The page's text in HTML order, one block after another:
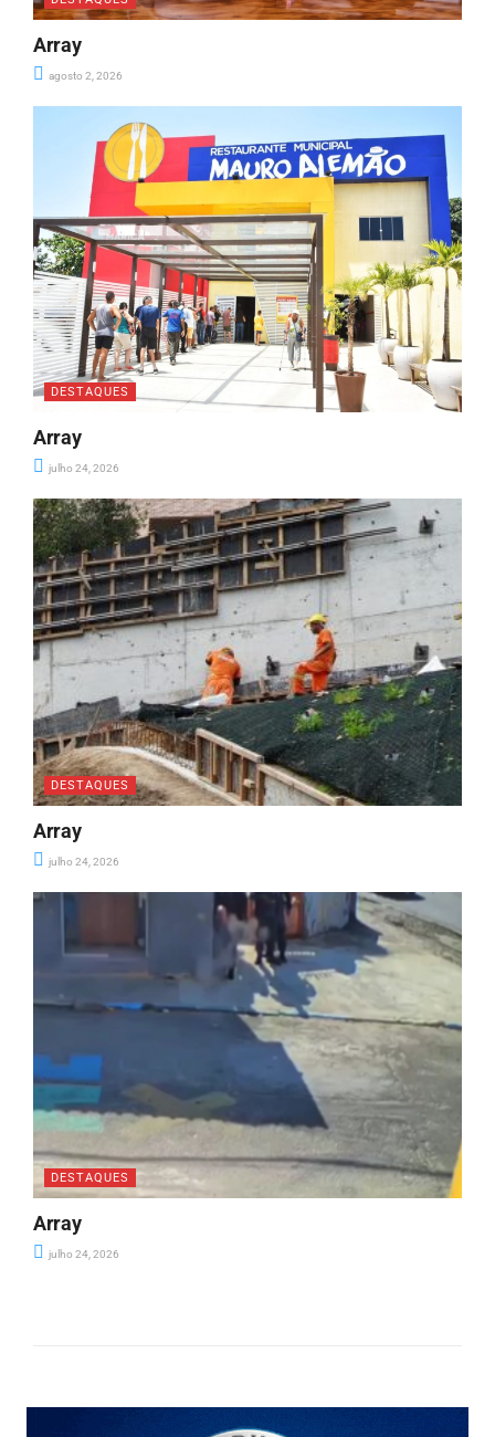
Array
agosto 2, 2026
DESTAQUES
Array
julho 24, 2026
DESTAQUES
Array
julho 24, 2026
DESTAQUES
Array
julho 24, 2026